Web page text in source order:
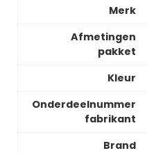
Merk
Afmetingen
pakket
Kleur
Onderdeelnummer
fabrikant
Brand